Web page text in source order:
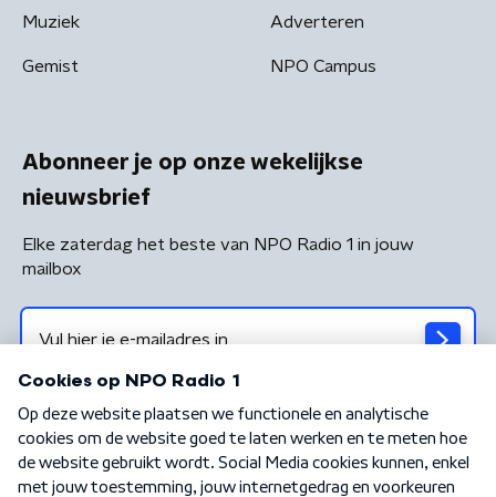
Muziek
Gemist
Adverteren
NPO Campus
Abonneer je op onze wekelijkse
nieuwsbrief
Elke zaterdag het beste van NPO Radio 1 in jouw
mailbox
Algemene voorwaarden